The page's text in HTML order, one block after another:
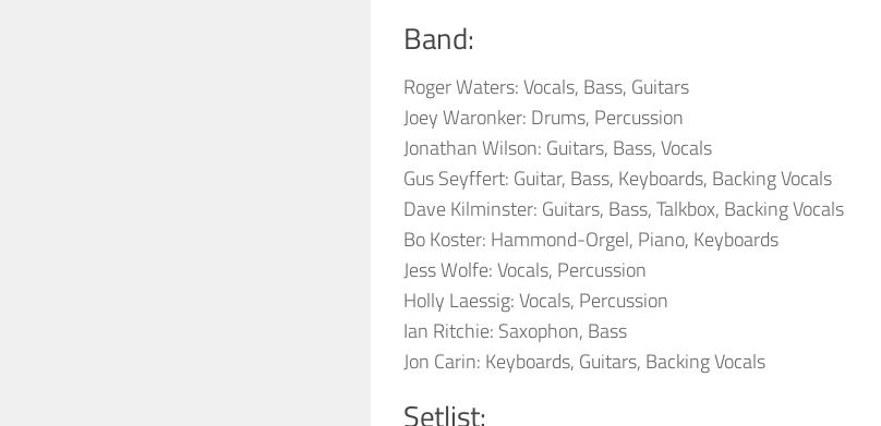
Band:
Roger Waters: Vocals, Bass, Guitars
Joey Waronker: Drums, Percussion
Jonathan Wilson: Guitars, Bass, Vocals
Gus Seyffert: Guitar, Bass, Keyboards, Backing Vocals
Dave Kilminster: Guitars, Bass, Talkbox, Backing Vocals
Bo Koster: Hammond-Orgel, Piano, Keyboards
Jess Wolfe: Vocals, Percussion
Holly Laessig: Vocals, Percussion
Ian Ritchie: Saxophon, Bass
Jon Carin: Keyboards, Guitars, Backing Vocals
Setlist: